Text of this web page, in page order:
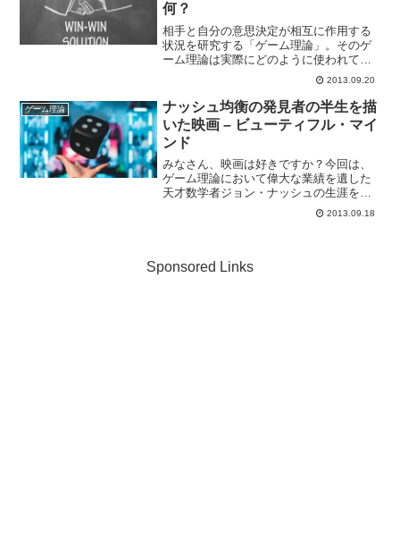
何？
相手と自分の意思決定が相互に作用する
状況を研究する「ゲーム理論」。そのゲ
ーム理論は実際にどのように使われてい
るのでしょうか？今回はゲーム理論を利
用した、商品の売り手買い手がwin-winの
関係になれるオークションの仕組につい
て見ていきましょ...
2013.09.20
ゲーム理論
ナッシュ均衡の発見者の半生を描
いた映画 – ビューティフル・マイ
ンド
みなさん、映画は好きですか？今回は、
ゲーム理論において偉大な業績を遺した
天才数学者ジョン・ナッシュの生涯を描
いた「ビューティフル・マインド」をご
紹介します！ラッセル・クロウ主演のこ
2013.09.18
Sponsored Links